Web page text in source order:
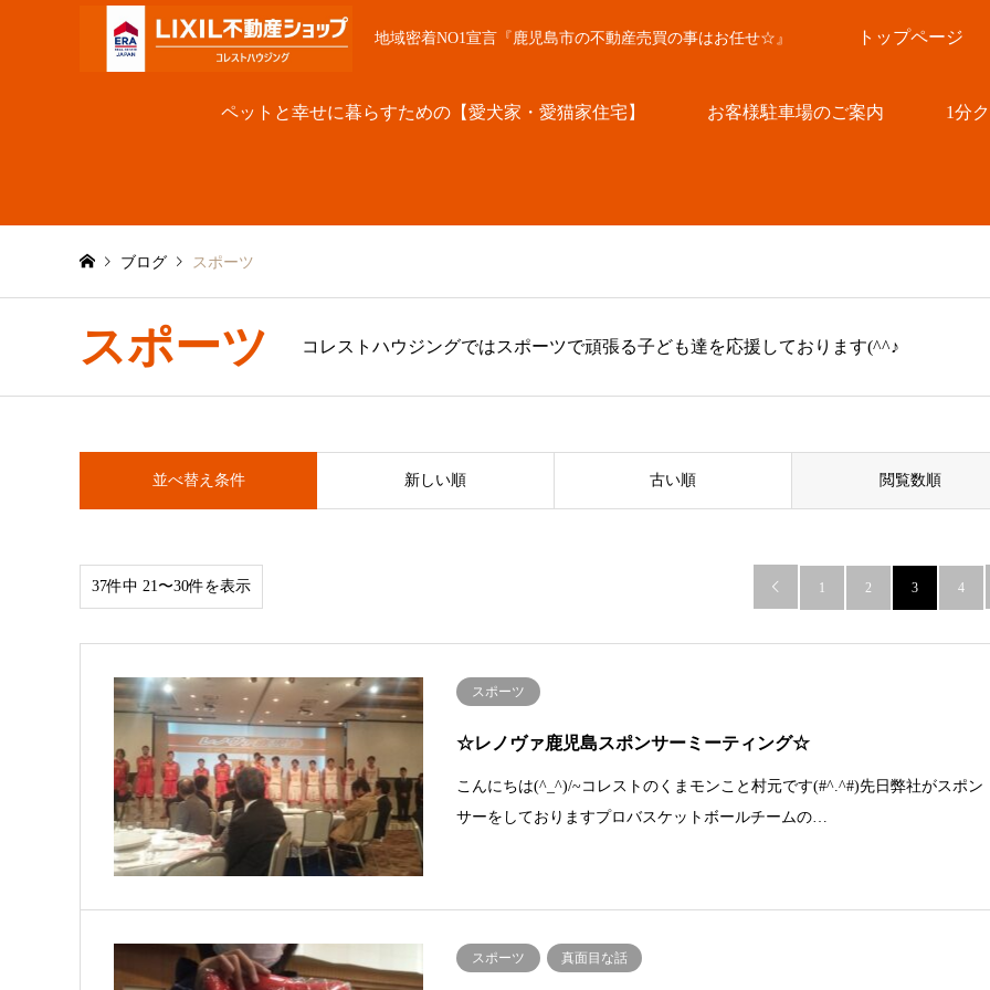
地域密着NO1宣言『鹿児島市の不動産売買の事はお任せ☆』 トップページ
ペットと幸せに暮らすための【愛犬家・愛猫家住宅】 お客様駐車場のご案内 1分
ブログ スポーツ
スポーツ コレストハウジングではスポーツで頑張る子ども達を応援しております(^^♪
並べ替え条件 新しい順 古い順 閲覧数順
37件中 21〜30件を表示  1 2 3 4
スポーツ
☆レノヴァ鹿児島スポンサーミーティング☆
こんにちは(^_^)/~コレストのくまモンこと村元です(#^.^#)先日弊社がスポン
サーをしておりますプロバスケットボールチームの…
スポーツ 真面目な話